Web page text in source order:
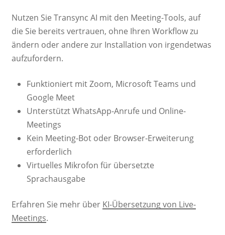
Nutzen Sie Transync AI mit den Meeting-Tools, auf
die Sie bereits vertrauen, ohne Ihren Workflow zu
ändern oder andere zur Installation von irgendetwas
aufzufordern.
Funktioniert mit Zoom, Microsoft Teams und
Google Meet
Unterstützt WhatsApp-Anrufe und Online-
Meetings
Kein Meeting-Bot oder Browser-Erweiterung
erforderlich
Virtuelles Mikrofon für übersetzte
Sprachausgabe
Erfahren Sie mehr über KI-Übersetzung von Live-
Meetings.